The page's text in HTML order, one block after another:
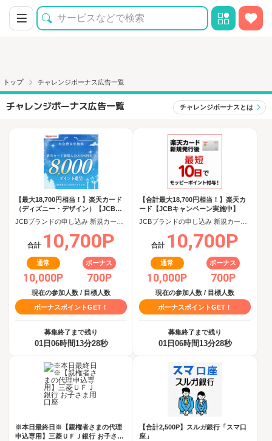
トップ チャレンジボーナス広告一覧
チャレンジボーナス広告一覧 チャレンジボーナスとは
【最大18,700円相当！】楽天カード
（ディズニー・デザイン）【JCBキ
ャンペーン実施中】
合計 10,700P
通常
10,000P
ボーナス
700P
現在の参加人数 / 目標人数
ボーナスポイントGET！
募集終了まで残り
01日06時間13分27秒
【合計最大18,700円相当！】楽天カ
ード【JCBキャンペーン実施中】
合計 10,700P
通常
10,000P
ボーナス
700P
現在の参加人数 / 目標人数
ボーナスポイントGET！
募集終了まで残り
01日06時間13分27秒
※本日最終日※【親権者さまの代理
申込専用】三菱ＵＦＪ銀行 お子さま
【合計2,500P】スルガ銀行「スマ口
座」